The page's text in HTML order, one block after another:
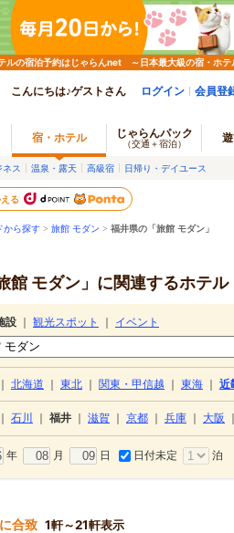
ルの宿泊予約はじゃらんnet ～日本最大級の宿・ホテ
こんにちは♪ゲストさん ログイン 会員登
宿・ホテル じゃらんパック
（交通＋宿泊）
ス 温泉・露天 高級宿 日帰り・デイユース
る
から探す > 旅館 モダン > 福井県の「旅館 モダン」
館 モダン」に関連するホテ
設 観光スポット
イベント
北海道 東北 関東・甲信越 東海 近
石川 福井 滋賀 京都 兵庫 大阪
年 月 日 日付未定 泊
合致 1軒～21軒表示